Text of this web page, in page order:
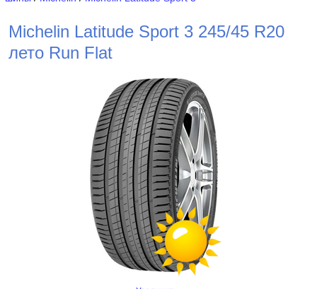
Michelin Latitude Sport 3 245/45 R20
лето Run Flat